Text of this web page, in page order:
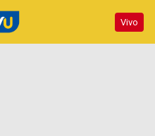
Vivo